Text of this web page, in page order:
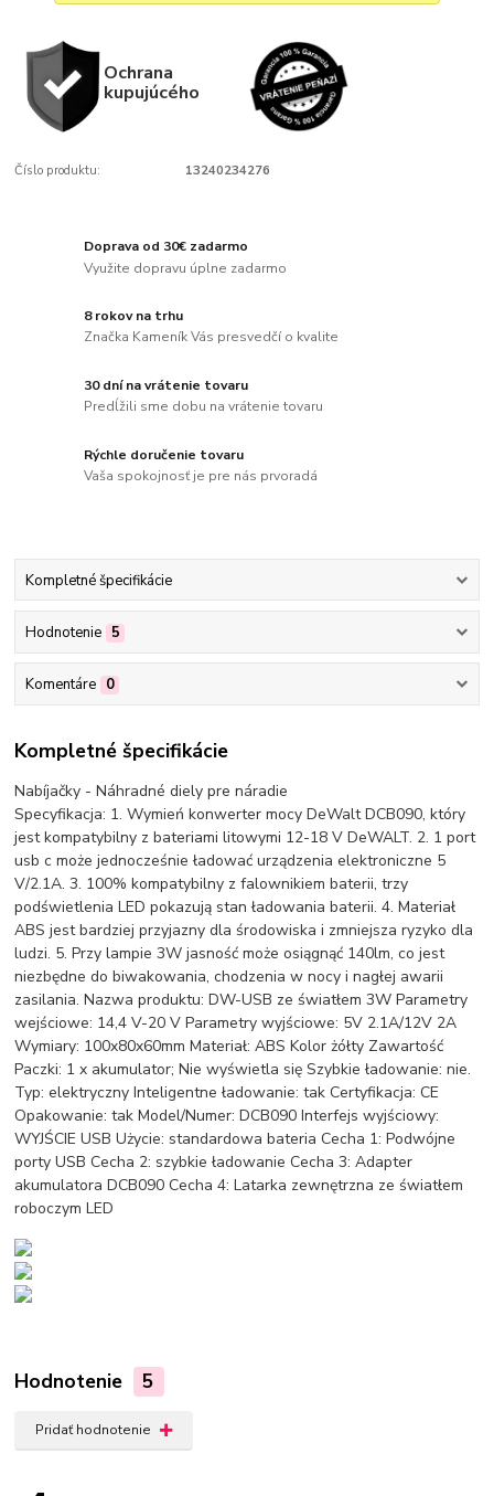
Ochrana
kupujúcého
Číslo produktu: 13240234276
Doprava od 30€ zadarmo
Využite dopravu úplne zadarmo
8 rokov na trhu
Značka Kameník Vás presvedčí o kvalite
30 dní na vrátenie tovaru
Predĺžili sme dobu na vrátenie tovaru
Rýchle doručenie tovaru
Vaša spokojnosť je pre nás prvoradá
Kompletné špecifikácie
Hodnotenie 5
Komentáre 0
Kompletné špecifikácie
Nabíjačky - Náhradné diely pre náradie
Specyfikacja: 1. Wymień konwerter mocy DeWalt DCB090, który
jest kompatybilny z bateriami litowymi 12-18 V DeWALT. 2. 1 port
usb c może jednocześnie ładować urządzenia elektroniczne 5
V/2.1A. 3. 100% kompatybilny z falownikiem baterii, trzy
podświetlenia LED pokazują stan ładowania baterii. 4. Materiał
ABS jest bardziej przyjazny dla środowiska i zmniejsza ryzyko dla
ludzi. 5. Przy lampie 3W jasność może osiągnąć 140lm, co jest
niezbędne do biwakowania, chodzenia w nocy i nagłej awarii
zasilania. Nazwa produktu: DW-USB ze światłem 3W Parametry
wejściowe: 14,4 V-20 V Parametry wyjściowe: 5V 2.1A/12V 2A
Wymiary: 100x80x60mm Materiał: ABS Kolor żółty Zawartość
Paczki: 1 x akumulator; Nie wyświetla się Szybkie ładowanie: nie.
Typ: elektryczny Inteligentne ładowanie: tak Certyfikacja: CE
Opakowanie: tak Model/Numer: DCB090 Interfejs wyjściowy:
WYJŚCIE USB Użycie: standardowa bateria Cecha 1: Podwójne
porty USB Cecha 2: szybkie ładowanie Cecha 3: Adapter
akumulatora DCB090 Cecha 4: Latarka zewnętrzna ze światłem
roboczym LED
Hodnotenie 5
Pridať hodnotenie